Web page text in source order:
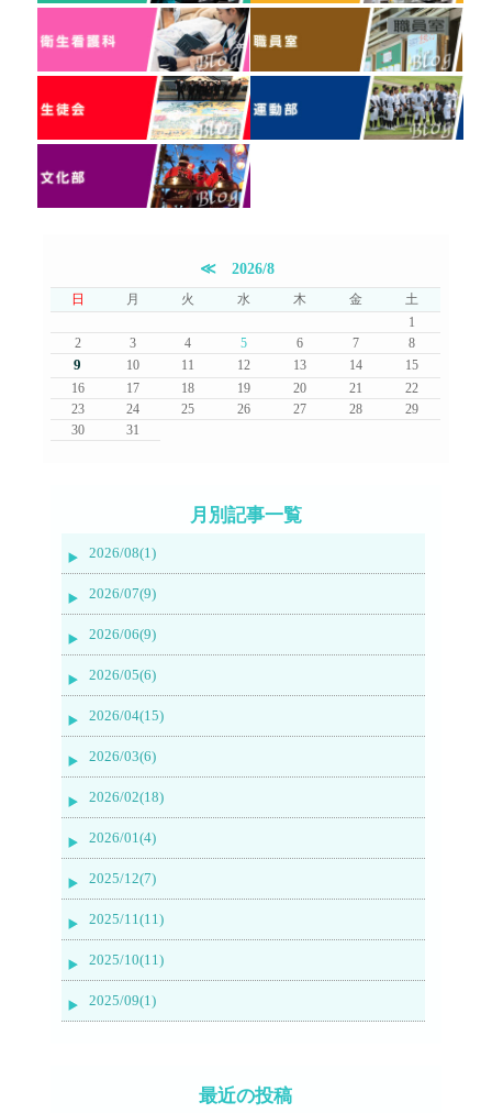
≪ 2026/8
日 月 火 水 木 金
土
1
2
3 4 5 6 7 8
9 10 11 12 13 14
15
16
17 18 19 20 21
22
23
24 25 26 27 28
29
30
31
月別記事一覧
2026/08(1)
2026/07(9)
2026/06(9)
2026/05(6)
2026/04(15)
2026/03(6)
2026/02(18)
2026/01(4)
2025/12(7)
2025/11(11)
2025/10(11)
2025/09(1)
最近の投稿